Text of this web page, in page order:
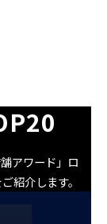
アワード」ロ
紹介します。